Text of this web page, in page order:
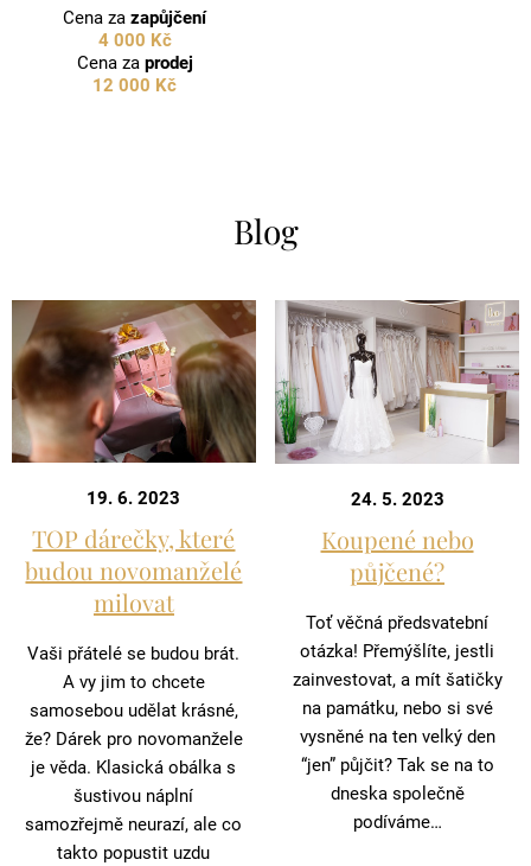
Cena zazapůjčení
4 000 Kč
Cena za prodej
12 000 Kč
Blog
19. 6. 2023
TOP dárečky, které
budou novomanželé
milovat
Vaši přátelé se budou brát.
A vy jim to chcete
samosebou udělat krásné,
že? Dárek pro novomanžele
je věda. Klasická obálka s
šustivou náplní
samozřejmě neurazí, ale co
takto popustit uzdu
24. 5. 2023
Koupené nebo
půjčené?
Toť věčná předsvatební
otázka! Přemýšlíte, jestli
zainvestovat, a mít šatičky
na památku, nebo si své
vysněné na ten velký den
“jen” půjčit? Tak se na to
dneska společně
podíváme…